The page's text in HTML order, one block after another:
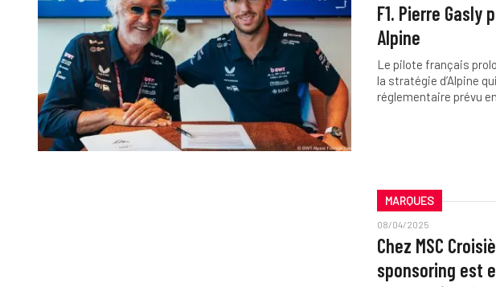
F1. Pierre Gasly
Alpine
Le pilote français
la stratégie d’Alpine
réglementaire prévu
MARQUES
08/04/2025
Chez MSC
sponsoring est